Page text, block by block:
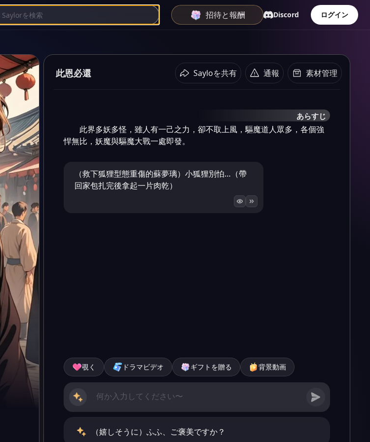
招待と報酬 Discord ログイン
此恩必還 Sayloを共有 通報 素材管理
あらすじ
此界多妖多怪，雖人有一己之力，卻不取上風，驅魔道人眾多，各個強
悍無比，妖魔與驅魔大戰一處即發。
（救下狐狸型態重傷的蘇夢璃）小狐狸別怕…（帶
回家包扎完後拿起一片肉乾）
覗く ドラマビデオ ギフトを贈る 背景動画
（嬉しそうに）ふふ、ご褒美ですか？